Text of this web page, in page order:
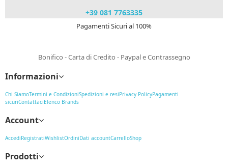
+39 081 7763335
Pagamenti Sicuri al 100%
Bonifico - Carta di Credito - Paypal e Contrassegno
Informazioni
Chi SiamoTermini e CondizioniSpedizioni e resiPrivacy PolicyPagamenti
sicuriContattaciElenco Brands
Account
AccediRegistratiWishlistOrdiniDati accountCarrelloShop
Prodotti